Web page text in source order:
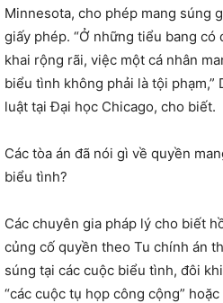
Minnesota, cho phép mang súng
giấy phép. “Ở những tiểu bang có
khai rộng rãi, việc một cá nhân
biểu tình không phải là tội phạm,”
luật tại Đại học Chicago, cho biết.
Các tòa án đã nói gì về quyền
biểu tình?
Các chuyên gia pháp lý cho biết
củng cố quyền theo Tu chính án
súng tại các cuộc biểu tình, đôi
“các cuộc tụ họp công cộng” hoặc